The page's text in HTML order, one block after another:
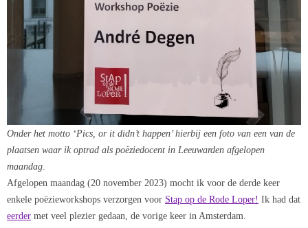
Onder het motto ‘Pics, or it didn’t happen’ hierbij een foto van een van de
plaatsen waar ik optrad als poëziedocent in Leeuwarden afgelopen
maandag
Afgelopen maandag (20 november 2023) mocht ik voor de derde keer
enkele poëzieworkshops verzorgen voor Stap op de Rode Loper! Ik had dat
eerder met veel plezier gedaan, de vorige keer in Amsterdam.